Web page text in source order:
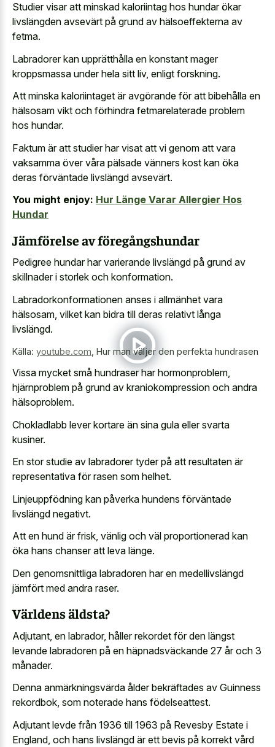
Studier visar att minskad kaloriintag hos hundar ökar
livslängden avsevärt på grund av hälsoeffekterna av
fetma.
Labradorer kan upprätthålla en konstant mager
kroppsmassa under hela sitt liv, enligt forskning.
Att minska kaloriintaget är avgörande för att bibehålla en
hälsosam vikt och förhindra fetmarelaterade problem
hos hundar.
Faktum är att studier har visat att vi genom att vara
vaksamma över våra pälsade vänners kost kan öka
deras förväntade livslängd avsevärt.
You might enjoy: Hur Länge Varar Allergier Hos
Hundar
Jämförelse av föregångshundar
Pedigree hundar har varierande livslängd på grund av
skillnader i storlek och konformation.
Labradorkonformationen anses i allmänhet vara
hälsosam, vilket kan bidra till deras relativt långa
livslängd.
Källa: youtube.com Hur man väljer den perfekta hundrasen
Vissa mycket små hundraser har hormonproblem,
hjärnproblem på grund av kraniokompression och andra
hälsoproblem.
Chokladlabb lever kortare än sina gula eller svarta
kusiner.
En stor studie av labradorer tyder på att resultaten är
representativa för rasen som helhet.
Linjeuppfödning kan påverka hundens förväntade
livslängd negativt.
Att en hund är frisk, vänlig och väl proportionerad kan
öka hans chanser att leva länge.
Den genomsnittliga labradoren har en medellivslängd
jämfört med andra raser.
Världens äldsta?
Adjutant, en labrador, håller rekordet för den längst
levande labradoren på en häpnadsväckande 27 år och 3
månader.
Denna anmärkningsvärda ålder bekräftades av Guinness
rekordbok, som noterade hans födelseattest.
Adjutant levde från 1936 till 1963 på Revesby Estate i
England, och hans livslängd är ett bevis på korrekt vård